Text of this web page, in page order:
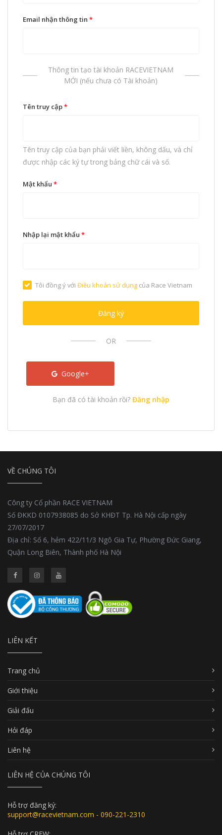
Email nhận thông tin *
Thông tin tạo tài khoản RACEVIETNAM
MỚI (nếu chưa có Tài khoản)
Tên truy cập*
Tên truy cập của bạn phải viết liền, không dấu, và chỉ
được nhập các ký tự trong bảng chữ cái và số.
Mật khẩu *
Nhập lại mật khẩu *
Tôi đồng ý với Điều khoản sử dụngcủa Race Vietnam
Đăng ký
OR
Google+
Bạn đã có tài khoản rồi? Đăng nhập
VỀ CHÚNG TÔI
Công ty Cổ phần RACE VIETNAM
Số ĐKKD 0107938085 do Sở KHĐT Tp. Hà Nội cấp ngày
27/07/2017
Địa chỉ: Số 6, hẻm 422/11/3 Ngô Gia Tự, Phường Đức Giang,
Quận Long Biên, Thành phố Hà Nội
LIÊN KẾT
Trang chủ
Giới thiệu
Giải đấu
Hỏi đáp
Liên hệ
LIÊN HỆ CỦA CHÚNG TÔI
Hỗ trợ đăng ký:
support@racevietnam.com - 090-221-2310